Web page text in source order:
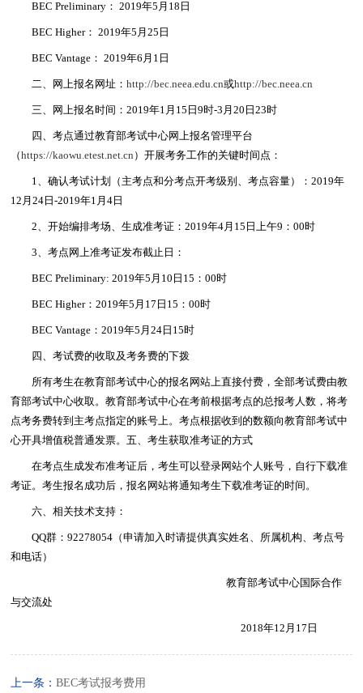
BEC Preliminary： 2019年5月18日
BEC Higher： 2019年5月25日
BEC Vantage： 2019年6月1日
二、网上报名网址：http://bec.neea.edu.cn或http://bec.neea.cn
三、网上报名时间：2019年1月15日9时-3月20日23时
四、考点通过教育部考试中心网上报名管理平台
（https://kaowu.etest.net.cn ）开展考务工作的关键时间点：
1、确认考试计划（主考点和分考点开考级别、考点容量）：2019年
12月24日-2019年1月4日
2、开始编排考场、生成准考证：2019年4月15日上午9：00时
3、考点网上准考证发布截止日：
BEC Preliminary: 2019年5月10日15：00时
BEC Higher：2019年5月17日15：00时
BEC Vantage：2019年5月24日15时
四、考试费的收取及考务费的下拨
所有考生在教育部考试中心的报名网站上直接付费，全部考试费由教
育部考试中心收取。教育部考试中心在考前根据考点的总报考人数，将考
点考务费转到主考点指定的账号上。考点根据收到的数额向教育部考试中
心开具增值税普通发票。五、考生获取准考证的方式
在考点生成发布准考证后，考生可以登录网站个人账号，自行下载准
考证。考生报名成功后，报名网站将通知考生下载准考证的时间。
六、相关技术支持：
QQ群：92278054（申请加入时请提供真实姓名、所属机构、考点号
和电话）
教育部考试中心国际合作
与交流处
2018年12月17日
上一条：BEC考试报考费用